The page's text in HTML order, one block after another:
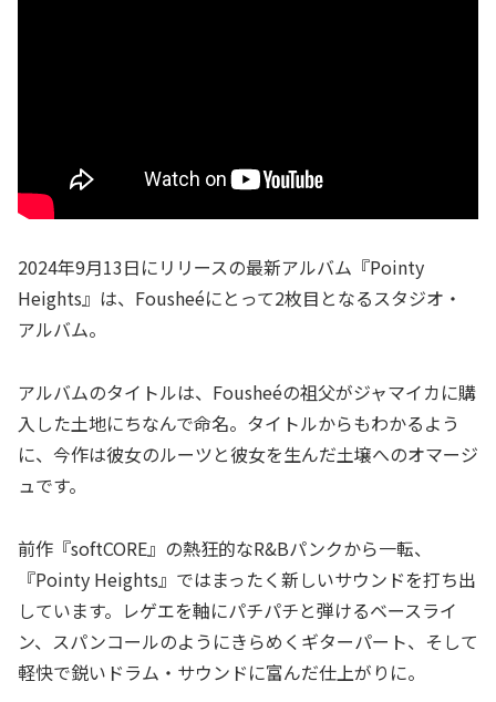
2024年9月13日にリリースの最新アルバム『Pointy
Heights』は、Fousheéにとって2枚目となるスタジオ・
アルバム。
アルバムのタイトルは、Fousheéの祖父がジャマイカに購
入した土地にちなんで命名。タイトルからもわかるよう
に、今作は彼女のルーツと彼女を生んだ土壌へのオマージ
ュです。
前作『softCORE』の熱狂的なR&Bパンクから一転、
『Pointy Heights』ではまったく新しいサウンドを打ち出
しています。レゲエを軸にパチパチと弾けるベースライ
ン、スパンコールのようにきらめくギターパート、そして
軽快で鋭いドラム・サウンドに富んだ仕上がりに。